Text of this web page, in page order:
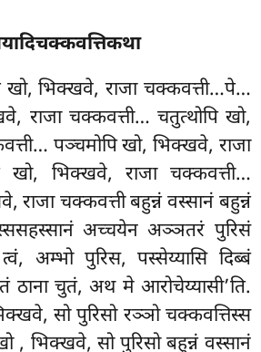
खो, भिक्खवे, राजा चक्कवत्ती…पे…
राजा चक्कवत्ती… चतुत्थोपि खो,
पञ्चमोपि खो, भिक्खवे, राजा
खो, भिक्खवे, राजा चक्कवत्ती…
राजा चक्कवत्ती बहुन्नं वस्सानं बहुन्नं
अच्चयेन अञ्ञतरं पुरिसं
अम्भो पुरिस, पस्सेय्यासि दिब्बं
चुतं, अथ मे आरोचेय्यासी’ति.
सो पुरिसो रञ्ञो चक्कवत्तिस्स
, भिक्खवे, सो पुरिसो बहुन्नं वस्सानं